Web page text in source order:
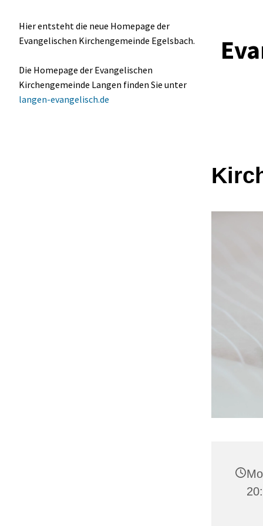
Hier entsteht die neue Homepage der
Evangelischen Kirchengemeinde Egelsbach.
Die Homepage der Evangelischen
Kirchengemeinde Langen finden Sie unter
langen-evangelisch.de